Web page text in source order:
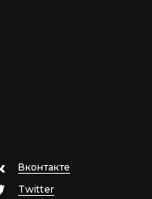
Вконтакте
Twitter